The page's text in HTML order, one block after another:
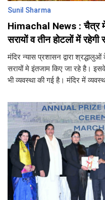
Sunil Sharma
Himachal News : चैत्र
सरायों व तीन होटलों में रहेगी
मंदिर न्यास प्रशासन द्वारा
सरायों मे इंतजाम किए जा रहे है।
भी व्यवस्था की गई है। मंदिर में